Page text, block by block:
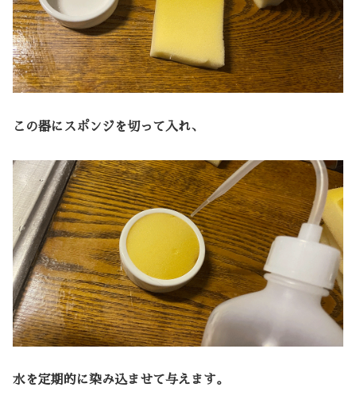
この器にスポンジを切って入れ、
水を定期的に染み込ませて与えます。